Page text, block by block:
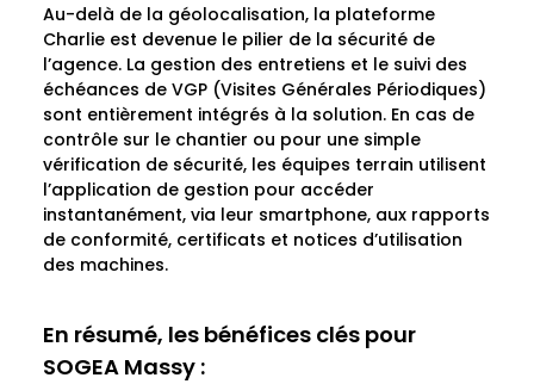
Au-delà de la géolocalisation, la plateforme
Charlie est devenue le pilier de la sécurité de
l’agence. La gestion des entretiens et le suivi des
échéances de VGP (Visites Générales Périodiques)
sont entièrement intégrés à la solution. En cas de
contrôle sur le chantier ou pour une simple
vérification de sécurité, les équipes terrain utilisent
l’application de gestion pour accéder
instantanément, via leur smartphone, aux rapports
de conformité, certificats et notices d’utilisation
des machines.
En résumé, les bénéfices clés pour
SOGEA Massy :